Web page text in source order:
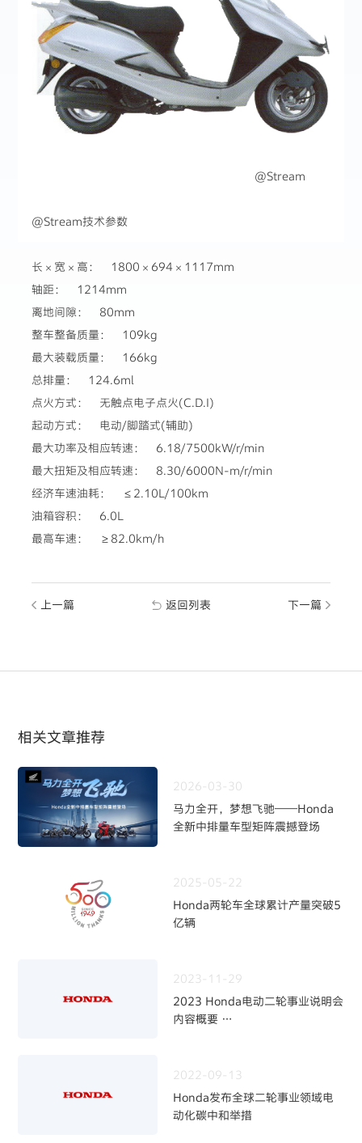
@Stream
@Stream技术参数
长×宽×高： 1800×694×1117mm
轴距： 1214mm
离地间隙： 80mm
整车整备质量： 109kg
最大装载质量： 166kg
总排量： 124.6ml
点火方式： 无触点电子点火(C.D.I)
起动方式： 电动/脚踏式(辅助)
最大功率及相应转速： 6.18/7500kW/r/min
最大扭矩及相应转速： 8.30/6000N-m/r/min
经济车速油耗： ≤2.10L/100km
油箱容积： 6.0L
最高车速： ≥82.0km/h
上一篇 返回列表 下一篇
相关文章推荐
2026-03-30
马力全开，梦想飞驰——Honda
全新中排量车型矩阵震撼登场
2025-05-22
Honda两轮车全球累计产量突破5
亿辆
2023-11-29
2023 Honda电动二轮事业说明会
内容概要
2022-09-13
Honda发布全球二轮事业领域电
动化碳中和举措